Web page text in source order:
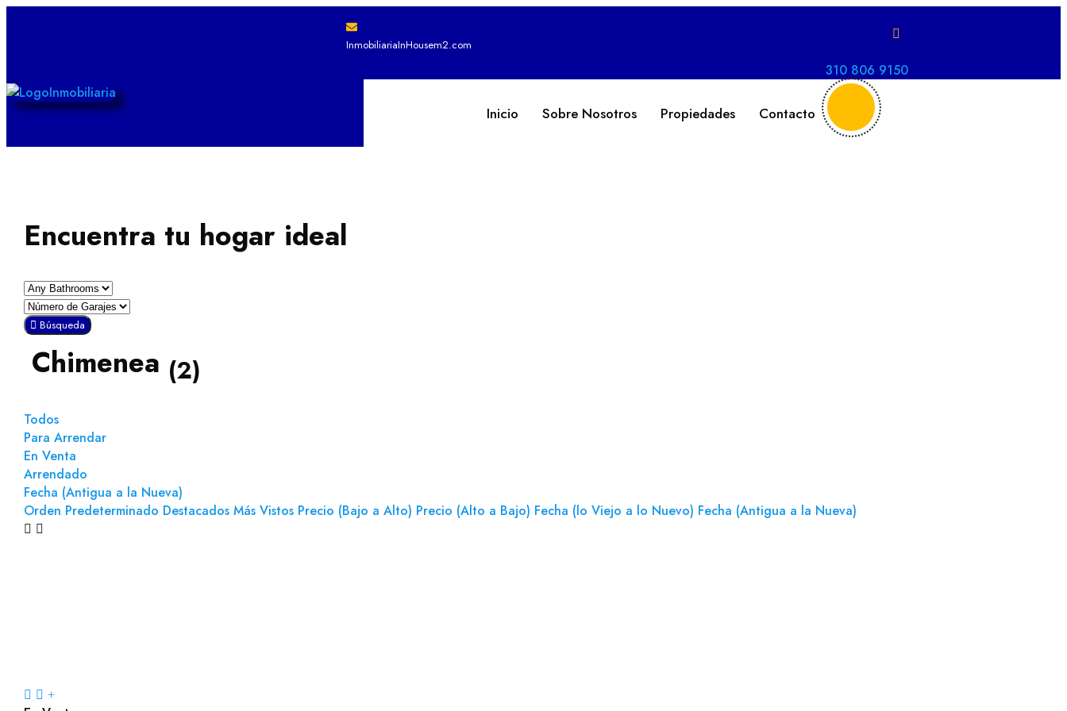
InmobiliariaInHousem2.com
310 806 9150
Inicio Sobre Nosotros Propiedades Contacto
Encuentra tu hogar ideal
Búsqueda
Chimenea (2)
Todos
Para Arrendar
En Venta
Arrendado
Fecha (Antigua a la Nueva)
Orden Predeterminado Destacados Más Vistos Precio (Bajo a Alto) Precio (Alto a Bajo) Fecha (lo Viejo a lo Nuevo) Fecha (Antigua a la Nueva)